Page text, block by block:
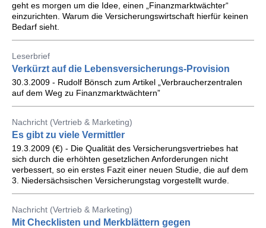
geht es morgen um die Idee, einen „Finanzmarktwächter“
einzurichten. Warum die Versicherungswirtschaft hierfür keinen
Bedarf sieht.
Leserbrief
Verkürzt auf die Lebensversicherungs-Provision
30.3.2009 - Rudolf Bönsch zum Artikel „Verbraucherzentralen
auf dem Weg zu Finanzmarktwächtern”
Nachricht (Vertrieb & Marketing)
Es gibt zu viele Vermittler
19.3.2009 (€) - Die Qualität des Versicherungsvertriebes hat
sich durch die erhöhten gesetzlichen Anforderungen nicht
verbessert, so ein erstes Fazit einer neuen Studie, die auf dem
3. Niedersächsischen Versicherungstag vorgestellt wurde.
Nachricht (Vertrieb & Marketing)
Mit Checklisten und Merkblättern gegen